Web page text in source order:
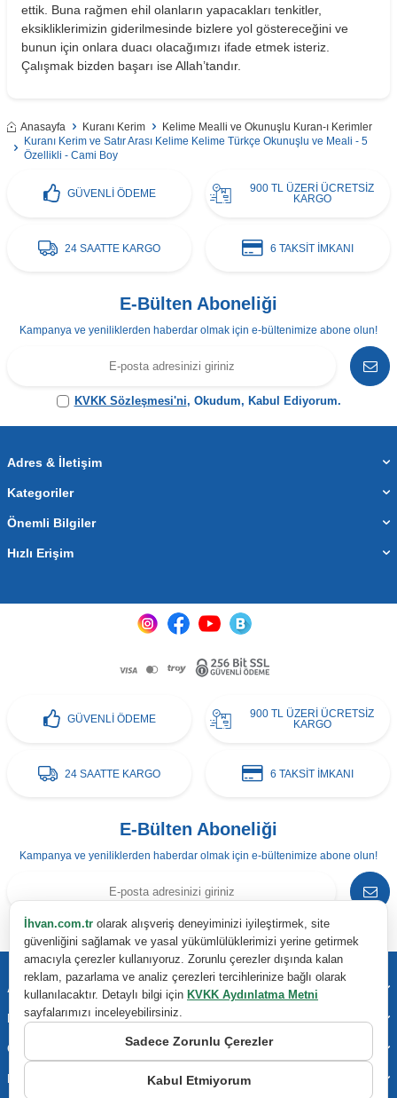
ettik. Buna rağmen ehil olanların yapacakları tenkitler,
eksikliklerimizin giderilmesinde bizlere yol göstereceğini ve
bunun için onlara duacı olacağımızı ifade etmek isteriz.
Çalışmak bizden başarı ise Allah’tandır.
Anasayfa Kuranı Kerim
Kelime Mealli ve Okunuşlu Kuran-ı Kerimler
Kuranı Kerim ve Satır Arası Kelime Kelime Türkçe Okunuşlu ve Meali - 5
Özellikli - Cami Boy
GÜVENLİ ÖDEME
900 TL ÜZERİ ÜCRETSİZ
KARGO
24 SAATTE KARGO 6 TAKSİT İMKANI
E-Bülten Aboneliği
Kampanya ve yeniliklerden haberdar olmak için e-bültenimize abone olun!
KVKK Sözleşmesi'ni, Okudum, Kabul Ediyorum.
Adres & İletişim
Kategoriler
Önemli Bilgiler
Hızlı Erişim
İhvan.com.tr olarak alışveriş deneyiminizi iyileştirmek, site
güvenliğini sağlamak ve yasal yükümlülüklerimizi yerine getirmek
amacıyla çerezler kullanıyoruz. Zorunlu çerezler dışında kalan
reklam, pazarlama ve analiz çerezleri tercihlerinize bağlı olarak
kullanılacaktır. Detaylı bilgi için KVKK Aydınlatma Metni
sayfalarımızı inceleyebilirsiniz.
Sadece Zorunlu Çerezler
Kabul Etmiyorum
GÜVENLİ ÖDEME
900 TL ÜZERİ ÜCRETSİZ
KARGO
24 SAATTE KARGO 6 TAKSİT İMKANI
E-Bülten Aboneliği
Kampanya ve yeniliklerden haberdar olmak için e-bültenimize abone olun!
KVKK Sözleşmesi'ni, Okudum, Kabul Ediyorum.
Adres & İletişim
Kategoriler
Önemli Bilgiler
Hızlı Erişim